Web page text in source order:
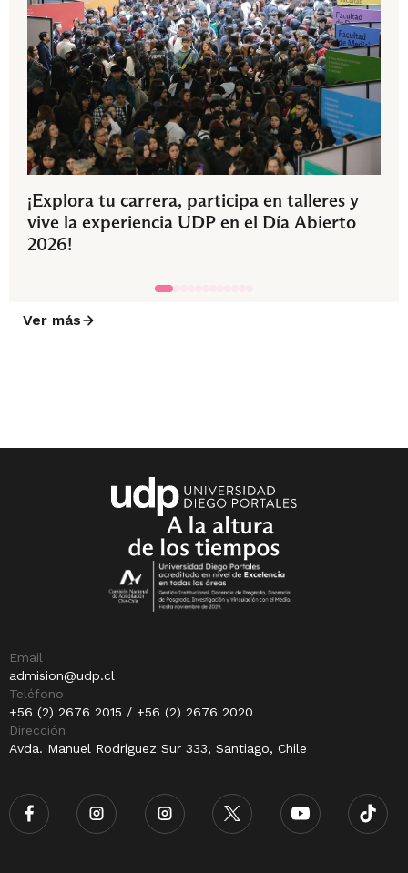
¡Explora tu carrera, participa en talleres y
vive la experiencia UDP en el Día Abierto
2026!
Ver más
Email
admision@udp.cl
Teléfono
+56 (2) 2676 2015 / +56 (2) 2676 2020
Dirección
Avda. Manuel Rodríguez Sur 333, Santiago, Chile